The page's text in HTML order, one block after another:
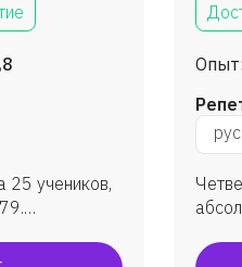
25 учеников,
4. Подготовка
Опыт: